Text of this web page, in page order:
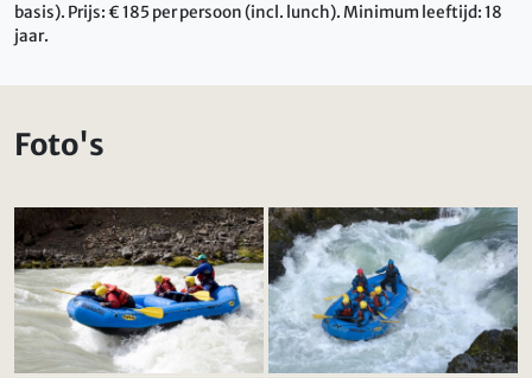
basis). Prijs: € 185 per persoon (incl. lunch). Minimum leeftijd: 18
jaar.
Foto's